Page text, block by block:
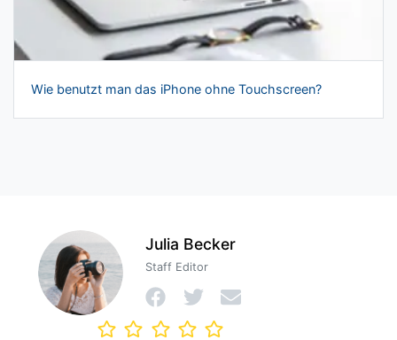
Wie benutzt man das iPhone ohne Touchscreen?
Julia Becker
Staff Editor